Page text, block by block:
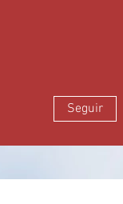
Seguir